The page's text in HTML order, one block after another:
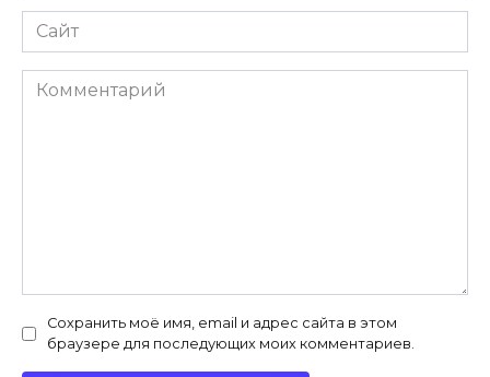
Сайт
Комментарий
Сохранить моё имя, email и адрес сайта в этом
браузере для последующих моих комментариев.